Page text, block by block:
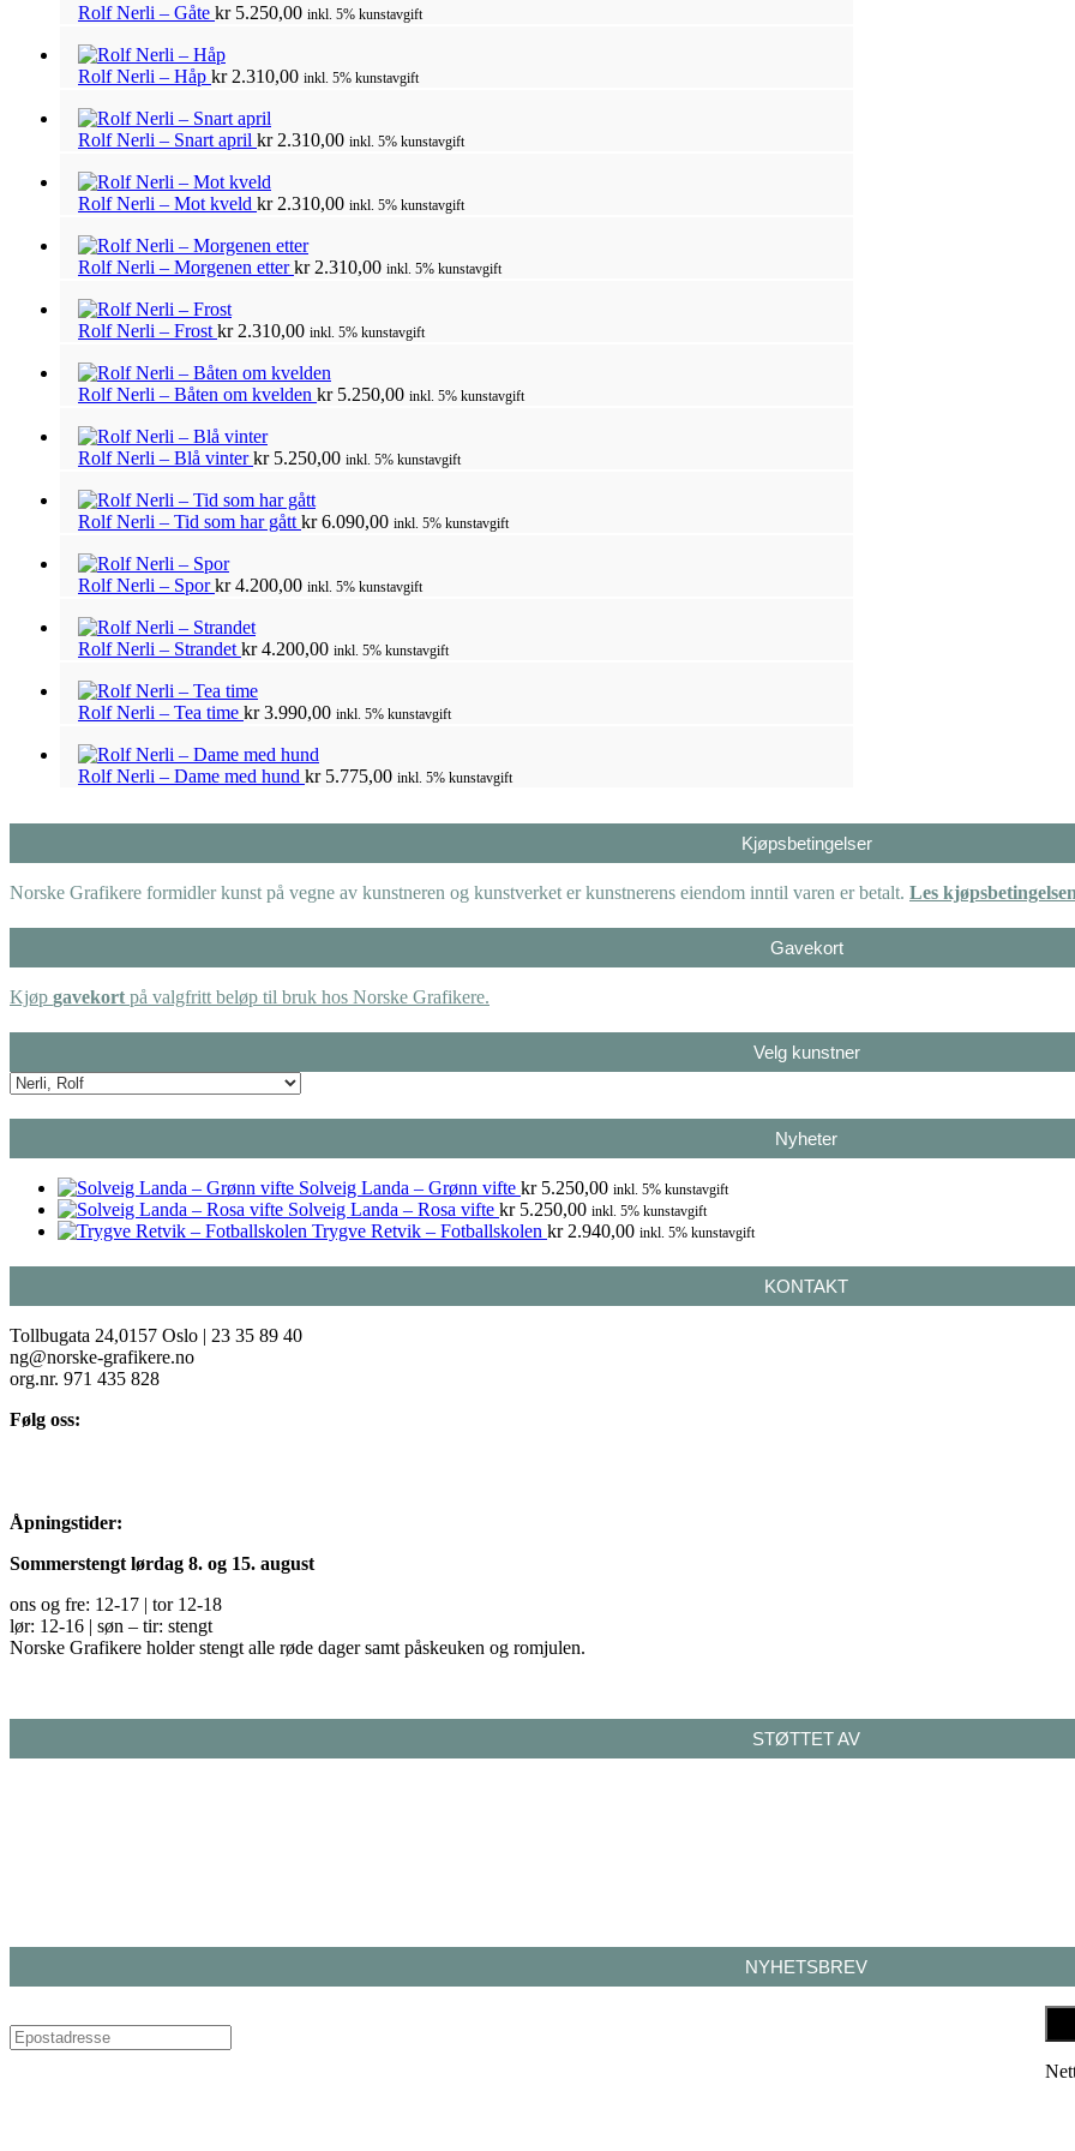
Rolf Nerli – Gåte kr5.250,00 inkl. 5% kunstavgift
Rolf Nerli – Håp kr2.310,00 inkl. 5% kunstavgift
Rolf Nerli – Snart april kr2.310,00 inkl. 5% kunstavgift
Rolf Nerli – Mot kveld kr2.310,00 inkl. 5% kunstavgift
Rolf Nerli – Morgenen etterkr2.310,00 inkl. 5% kunstavgift
Rolf Nerli – Frost kr2.310,00 inkl. 5% kunstavgift
Rolf Nerli – Båten om kvelden kr5.250,00 inkl. 5% kunstavgift
Rolf Nerli – Blå vinterkr5.250,00 inkl. 5% kunstavgift
Rolf Nerli – Tid som har gått kr6.090,00 inkl. 5% kunstavgift
Rolf Nerli – Sporkr4.200,00 inkl. 5% kunstavgift
Rolf Nerli – Strandet kr4.200,00 inkl. 5% kunstavgift
Rolf Nerli – Tea time kr3.990,00 inkl. 5% kunstavgift
Rolf Nerli – Dame med hund kr5.775,00 inkl. 5% kunstavgift
Kjøpsbetingelser
Norske Grafikere formidler kunst på vegne av kunstneren og kunstverket er kunstnerens eiendom inntil varen er betalt. Les
Gavekort
Kjøp gavekort på valgfritt beløp til bruk hos Norske Grafikere.
Velg kunstner
Nyheter
Solveig Landa – Grønn vifte kr5.250,00 inkl. 5% kunstavgift
Solveig Landa – Rosa vifte kr5.250,00 inkl. 5% kunstavgift
Trygve Retvik – Fotballskolen kr2.940,00 inkl. 5% kunstavgift
KONTAKT
Tollbugata 24,0157 Oslo | 23 35 89 40
ng@norske-grafikere.no
org.nr. 971 435 828
Følg oss:
Åpningstider:
Sommerstengt lørdag 8. og 15. august
ons og fre: 12-17 | tor 12-18
lør: 12-16 | søn – tir: stengt
Norske Grafikere holder stengt alle røde dager samt påskeuken og romjulen.
STØTTET AV
NYHETSBREV